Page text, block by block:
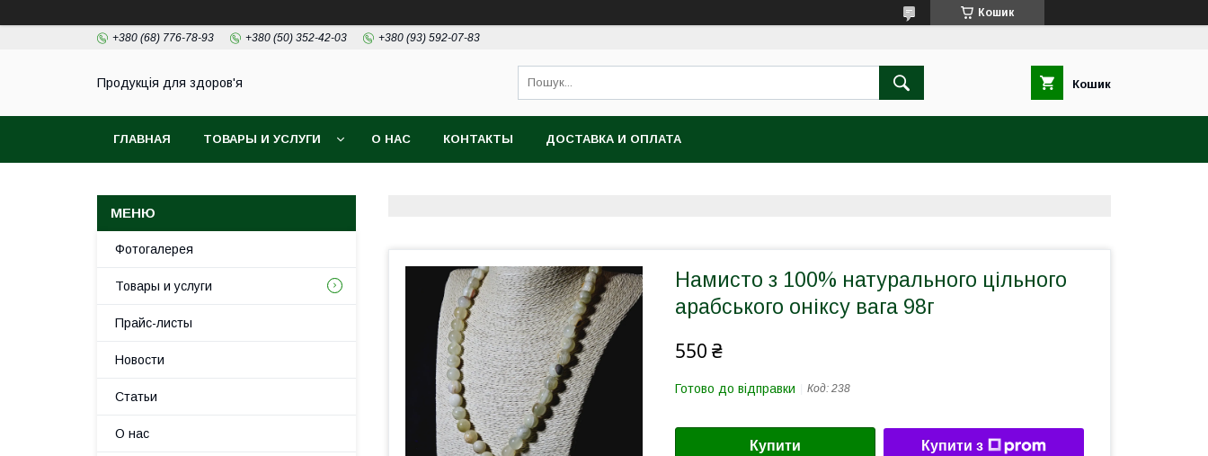
Кошик
+380 (68) 776-78-93 +380 (50) 352-42-03 +380 (93) 592-07-83
Продукція для здоров'я Кошик
ГЛАВНАЯ ТОВАРЫ И УСЛУГИ О НАС КОНТАКТЫ ДОСТАВКА И ОПЛАТА
Намисто з 100% натурального цільного
арабського оніксу вага 98г
550 ₴
Готово до відправки Код: 238
Купити Купити з
Фотогалерея
Товары и услуги
Прайс-листы
Новости
Статьи
О нас